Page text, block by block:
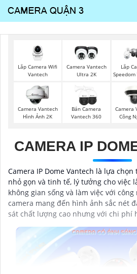
Lắp Camera Wifi
Vantech
Camera Vantech
Ultra 2K
Lắp
Camera Vantech
Hình Ảnh 2K
Bán Camera
Vantech 360
Camera
Công
CAMERA IP
Camera IP Dome Vantech là lựa
nhỏ gọn và tinh tế, lý tưởng cho việc
không gian sống và làm việc với
camera mang đến hình ảnh sắc nét
sát chất lượng cao nhưng với chi phí